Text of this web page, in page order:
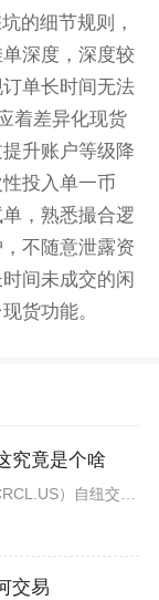
的细节规则，
深度，深度较
单长时间无法
着差异化现货
升账户等级降
投入单一币
，熟悉撮合逻
不随意泄露资
间未成交的闲
货功能。
究竟是个啥
交易